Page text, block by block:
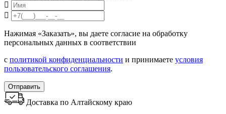
Нажимая «Заказать», вы даете согласие на обработку
персональных данных в соответствии
с политикой конфиденциальности и принимаете условия
пользовательского соглашения.
Отправить
Доставка по Алтайскому краю